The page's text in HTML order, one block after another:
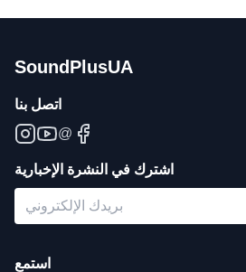
SoundPlusUA
اتصل بنا
@
اشترك في النشرة الإخبارية
استمع